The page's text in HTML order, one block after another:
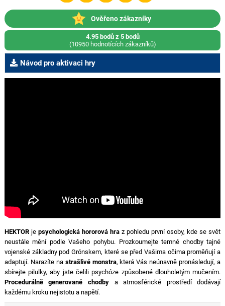
Ověřeno zákazníky
4.95 bodů z 5 bodů
(10950 hodnotících zákazníků)
Návod pro aktivaci hry
HEKTORje psychologická hororová hra z pohledu první osoby, kde se svět
neustále mění podle Vašeho pohybu. Prozkoumejte temné chodby tajné
vojenské základny pod Grónskem, které se před Vašima očima proměňují a
adaptují. Narazíte na strašlivé monstra, která Vás neúnavně pronásledují, a
sbírejte pilulky, aby jste čelili psychóze způsobené dlouholetým mučením.
Procedurálně generované chodbya atmosférické prostředí dodávají
každému kroku nejistotu a napětí.